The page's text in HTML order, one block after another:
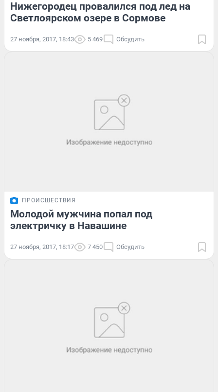
Нижегородец провалился под лед на
Светлоярском озере в Сормове
27 ноября, 2017, 18:43 5 469 Обсудить
ПРОИСШЕСТВИЯ
Молодой мужчина попал под
электричку в Навашине
27 ноября, 2017, 18:17 7 450 Обсудить